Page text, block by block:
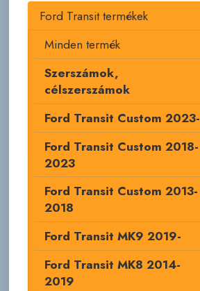
Ford Transit termékek
Minden termék
Szerszámok,
célszerszámok
Ford Transit Custom 2023-
Ford Transit Custom 2018-
2023
Ford Transit Custom 2013-
2018
Ford Transit MK9 2019-
Ford Transit MK8 2014-
2019